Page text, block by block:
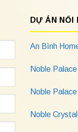
DỰ ÁN NỔI
An Bình
Noble
Noble
Noble